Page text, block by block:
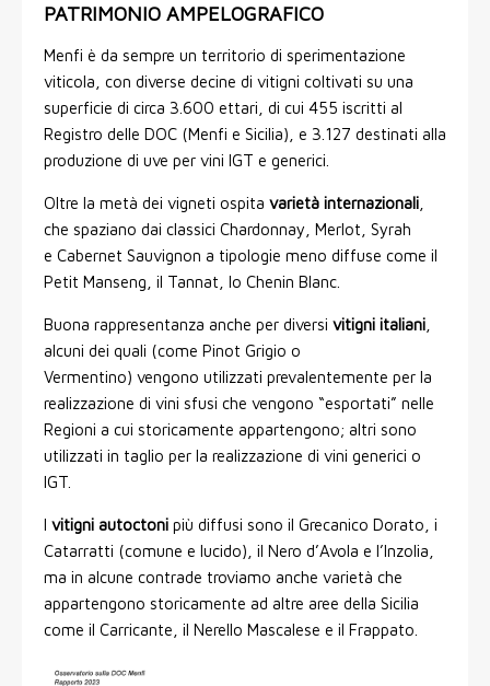
PATRIMONIO AMPELOGRAFICO
Menfi è da sempre un territorio di sperimentazione
viticola, con diverse decine di vitigni coltivati su una
superficie di circa 3.600 ettari, di cui 455 iscritti al
Registro delle DOC (Menfi e Sicilia), e 3.127 destinati alla
produzione di uve per vini IGT e generici.
Oltre la metà dei vigneti ospita varietà internazionali
che spaziano dai classici Chardonnay, Merlot, Syrah
e Cabernet Sauvignon a tipologie meno diffuse come il
Petit Manseng, il Tannat, lo Chenin Blanc.
Buona rappresentanza anche per diversi vitigni italiani
alcuni dei quali (come Pinot Grigio o
Vermentino) vengono utilizzati prevalentemente per la
realizzazione di vini sfusi che vengono “esportati” nelle
Regioni a cui storicamente appartengono; altri sono
utilizzati in taglio per la realizzazione di vini generici o
IGT.
I vitigni autoctoni più diffusi sono il Grecanico Dorato, i
Catarratti (comune e lucido), il Nero d’Avola e l’Inzolia,
ma in alcune contrade troviamo anche varietà che
appartengono storicamente ad altre aree della Sicilia
come il Carricante, il Nerello Mascalese e il Frappato.